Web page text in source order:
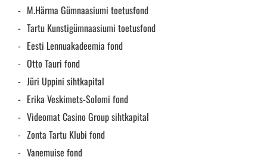
M.Härma Gümnaasiumi toetusfond
Tartu Kunstigümnaasiumi toetusfond
Eesti Lennuakadeemia fond
Otto Tauri fond
Jüri Uppini sihtkapital
Erika Veskimets-Solomi fond
Videomat Casino Group sihtkapital
Zonta Tartu Klubi fond
Vanemuise fond